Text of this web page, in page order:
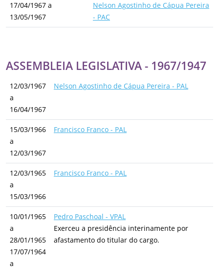
17/04/1967 a
13/05/1967
Nelson Agostinho de Cápua Pereira
- PAC
ASSEMBLEIA LEGISLATIVA - 1967/1947
12/03/1967
a
16/04/1967
Nelson Agostinho de Cápua Pereira - PAL
15/03/1966
a
12/03/1967
Francisco Franco - PAL
12/03/1965
a
15/03/1966
Francisco Franco - PAL
10/01/1965
a
28/01/1965
17/07/1964
a
Pedro Paschoal - VPAL
Exerceu a presidência interinamente por
afastamento do titular do cargo.